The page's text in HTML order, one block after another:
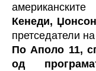
Кенеди, Џонсон
претседатели
По Аполо 11,
од